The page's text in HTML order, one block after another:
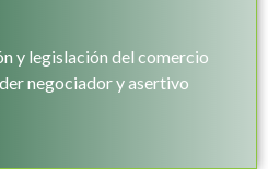
y legislación del comercio
negociador y asertivo